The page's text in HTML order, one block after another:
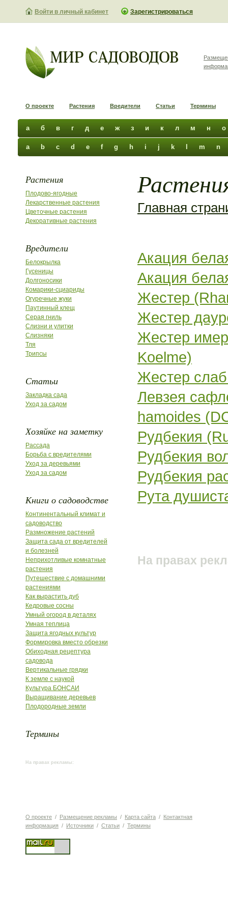
Войти в личный кабинет Зарегистрироваться
О проекте Растения Вредители Статьи Термины
а б в г д е ж з и к л м н о
a b c d e f g h i j k m n
Растения
Плодово-ягодные
Лекарственные растения
Цветочные растения
Декоративные растения
Вредители
Белокрылка
Гусеницы
Долгоносики
Комарики-сциариды
Огуречные жуки
Паутинный клещ
Серая гниль
Слизни и улитки
Слизняки
Тля
Трипсы
Статьи
Закладка сада
Уход за садом
Хозяйке на заметку
Рассада
Борьба с вредителями
Уход за деревьями
Уход за садом
Книги о садоводстве
Континентальный климат и
садоводство
Размножение растений
Защита сада от вредителей
и болезней
Неприхотливые комнатные
растения
Путешествие с домашними
растениями
Как вырастить дуб
Кедровые сосны
Умный огород в деталях
Умная теплица
Защита ягодных культур
Формировка вместо обрезки
Обиходная рецептура
садовода
Вертикальные грядки
К земле с наукой
Культура БОНСАИ
Выращивание деревьев
Плодородные земли
Термины
На правах рекламы:
Главная
Акация
Акация
Жестер
Жестер
Жестер
Koelme)
Жестер
Левзея
hamoides
Рудбекия
Рудбекия
Рудбекия
Рута
На правах
О проекте / Размещение рекламы / Карта сайта / Контактная
информация / Источники / Статьи / Термины